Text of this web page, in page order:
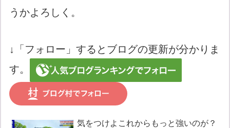
うかよろしく。
↓「フォロー」するとブログの更新が分かりま
す。
気をつけよこれからもっと強いのが？